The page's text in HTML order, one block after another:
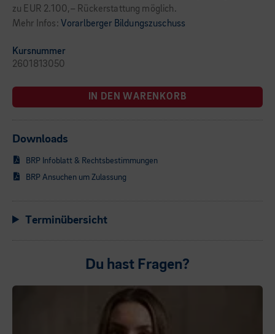
zu EUR 2.100,– Rückerstattung möglich.
Mehr Infos: Vorarlberger Bildungszuschuss
Kursnummer
2601813050
IN DEN WARENKORB
Downloads
BRP Infoblatt & Rechtsbestimmungen
BRP Ansuchen um Zulassung
Terminübersicht
Du hast Fragen?